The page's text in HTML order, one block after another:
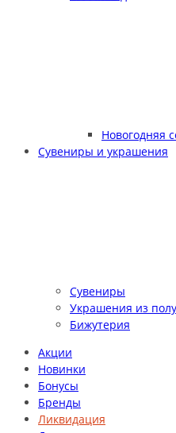
Новогодняя
Сувениры и украшения
Сувениры
Украшения из
Бижутерия
Акции
Новинки
Бонусы
Бренды
Ликвидация